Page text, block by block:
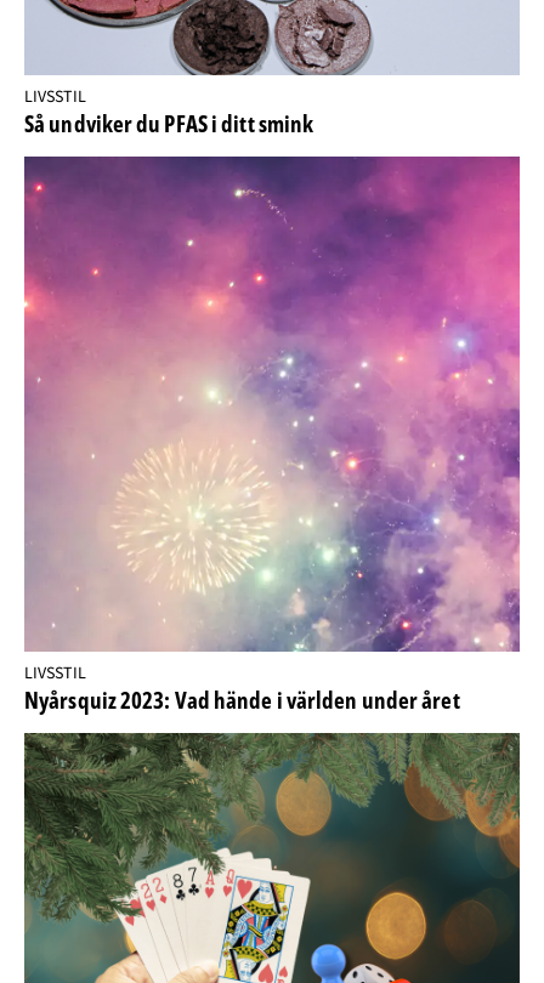
LIVSSTIL
Så undviker du PFAS i ditt smink
LIVSSTIL
Nyårsquiz 2023: Vad hände i världen under året